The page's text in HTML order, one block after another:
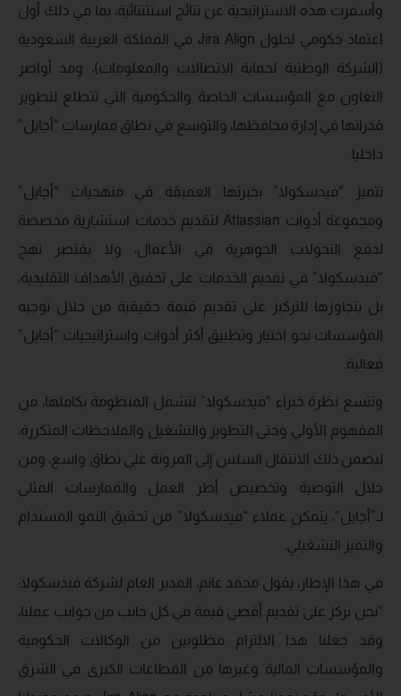
وأسفرت هذه الاستراتيجية عن نتائج استثننائية، بما في ذلك أول
اعتماد حكومي لحلول Jira Align في المملكة العربية السعودية
(الشركة الوطنية لحماية الاتصالات والمعلومات)، ومد أواصر
التعاون مع المؤسسات الخاصة والحكومية التي تتطلع لتطوير
قدراتها في إدارة محافظها، والتوسع في نطاق ممارسات “أجايل”
داخليا.
تتميز “فيدسكولا” بخبرتها العميقة في منهجيات “أجايل”
ومجموعة أدوات Atlassian لتقديم خدمات استشارية مخصصة
لدفع التحولات الجوهرية في الأعمال، ولا يقتصر نهج
“فيدسكولا” في تقديم الخدمات على تحقيق الأهداف التقليدية،
بل يتجاوزها للتركيز على تقديم قيمة حقيقية من خلال توجيه
المؤسسات نحو اختيار وتطبيق أكثر أدوات واستراتيجيات “أجايل”
فعالية.
وتتسع نظرة خبراء “فيدسكولا” لتشمل المنظومة بكاملها، من
المفهوم الأولي وحتى التطوير والتشغيل والملاحظات المتكررة،
ليضمن ذلك الانتقال السلس إلى المرونة على نطاق واسع، ومن
خلال التوصية وتخصيص أطر العمل والممارسات المثلى
لـ”أجايل”، يتمكن عملاء “فيدسكولا” من تحقيق النمو المستدام
والتميز التشغيلي.
في هذا الإطار، يقول محمد غانم، المدير العام لشركة فيدسكولا:
“نحن نركز على تقديم أقصى قيمة في كل جانب من جوانب عملنا،
وقد جعلنا هذا الالتزام مطلوبين من الوكالات الحكومية
والمؤسسات المالية وغيرها من القطاعات الكبرى في الشرق